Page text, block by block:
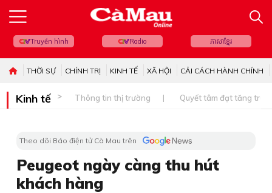
Truyền hình Radio ភាសាខ្មែរ
THỜI SỰ CHÍNH TRỊ KINH TẾ XÃ HỘI CẢI CÁCH HÀNH CHÍNH
Kinh tế Thông tin thị trường Quyết tâm đạt tăng
Theo dõi Báo điện tử Cà Mau trên
Peugeot ngày càng thu hút
khách hàng